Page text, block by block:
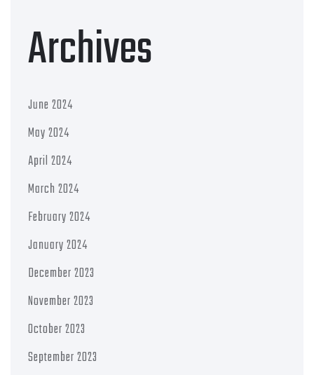
Archives
June 2024
May 2024
April 2024
March 2024
February 2024
January 2024
December 2023
November 2023
October 2023
September 2023